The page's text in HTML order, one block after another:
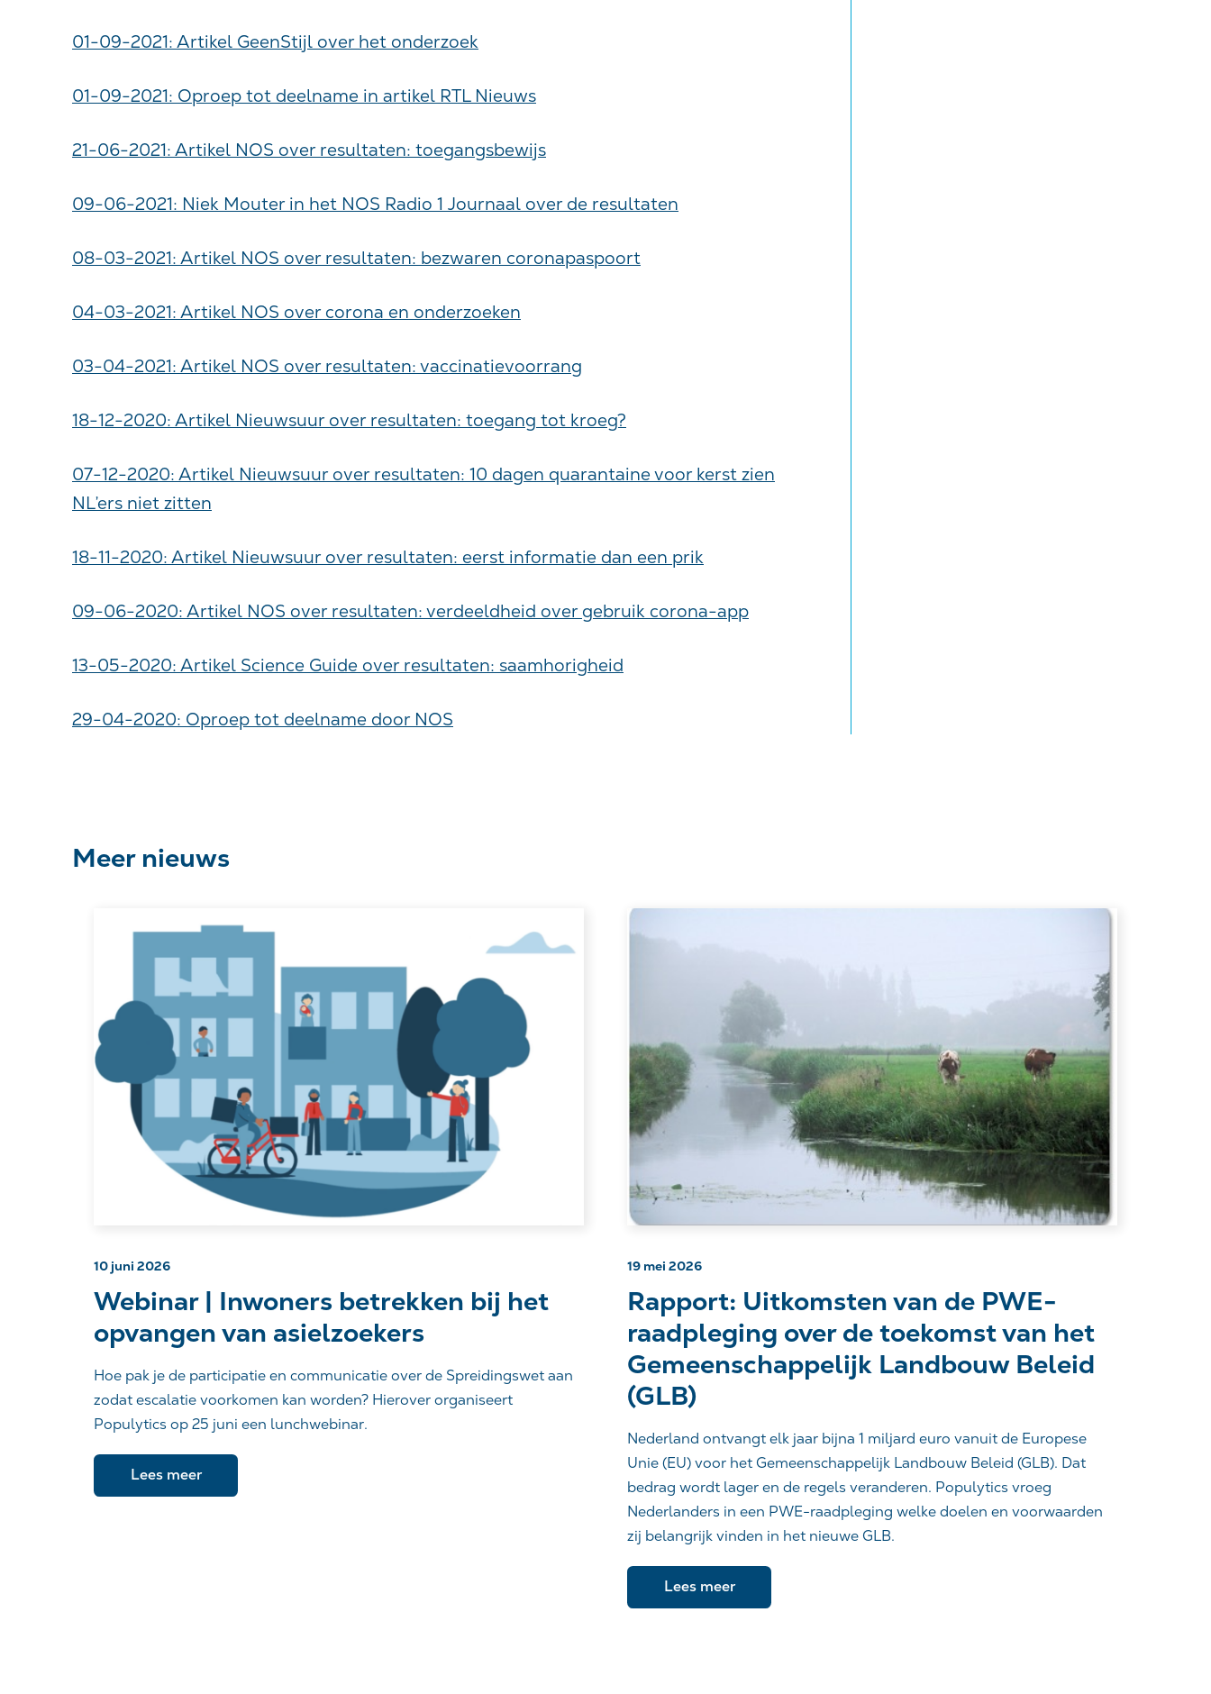
01-09-2021: Artikel GeenStijl over het onderzoek
01-09-2021: Oproep tot deelname in artikel RTL Nieuws
21-06-2021: Artikel NOS over resultaten: toegangsbewijs
09-06-2021: Niek Mouter in het NOS Radio 1 Journaal over de resultaten
08-03-2021: Artikel NOS over resultaten: bezwaren coronapaspoort
04-03-2021: Artikel NOS over corona en onderzoeken
03-04-2021: Artikel NOS over resultaten: vaccinatievoorrang
18-12-2020: Artikel Nieuwsuur over resultaten: toegang tot kroeg?
07-12-2020: Artikel Nieuwsuur over resultaten: 10 dagen quarantaine voor kerst zien
NL’ers niet zitten
18-11-2020: Artikel Nieuwsuur over resultaten: eerst informatie dan een prik
09-06-2020: Artikel NOS over resultaten: verdeeldheid over gebruik corona-app
13-05-2020: Artikel Science Guide over resultaten: saamhorigheid
29-04-2020: Oproep tot deelname door NOS
Meer nieuws
10 juni 2026
Webinar | Inwoners betrekken bij het
opvangen van asielzoekers
Hoe pak je de participatie en communicatie over de Spreidingswet aan
zodat escalatie voorkomen kan worden? Hierover organiseert
Populytics op 25 juni een lunchwebinar.
Lees meer
19 mei 2026
Rapport: Uitkomsten van de PWE-
raadpleging over de toekomst van het
Gemeenschappelijk Landbouw Beleid
(GLB)
Nederland ontvangt elk jaar bijna 1 miljard euro vanuit de Europese
Unie (EU) voor het Gemeenschappelijk Landbouw Beleid (GLB). Dat
bedrag wordt lager en de regels veranderen. Populytics vroeg
Nederlanders in een PWE-raadpleging welke doelen en voorwaarden
zij belangrijk vinden in het nieuwe GLB.
Lees meer